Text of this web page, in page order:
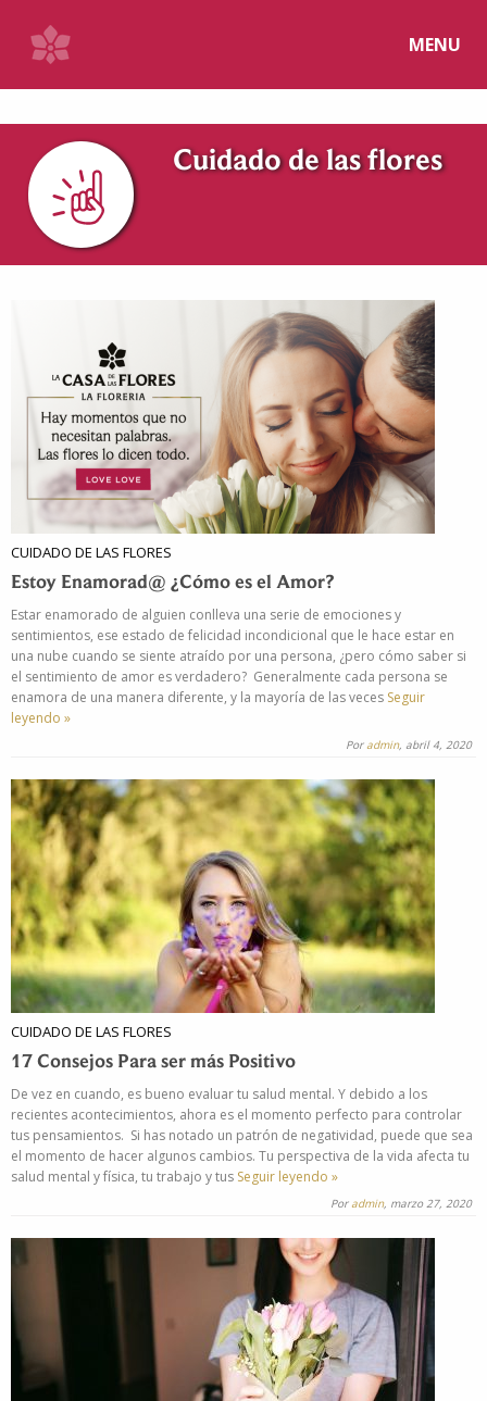
MENU
Cuidado de las flores
CUIDADO DE LAS FLORES
Estoy Enamorad@ ¿Cómo es el Amor?
Estar enamorado de alguien conlleva una serie de emociones y
sentimientos, ese estado de felicidad incondicional que le hace estar en
una nube cuando se siente atraído por una persona, ¿pero cómo saber si
el sentimiento de amor es verdadero? Generalmente cada persona se
enamora de una manera diferente, y la mayoría de las veces Seguir
leyendo »
Poradmin, abril 4, 2020
CUIDADO DE LAS FLORES
17 Consejos Para ser más Positivo
De vez en cuando, es bueno evaluar tu salud mental. Y debido a los
recientes acontecimientos, ahora es el momento perfecto para controlar
tus pensamientos. Si has notado un patrón de negatividad, puede que sea
el momento de hacer algunos cambios. Tu perspectiva de la vida afecta tu
salud mental y física, tu trabajo y tus Seguir leyendo »
Poradmin, marzo 27, 2020